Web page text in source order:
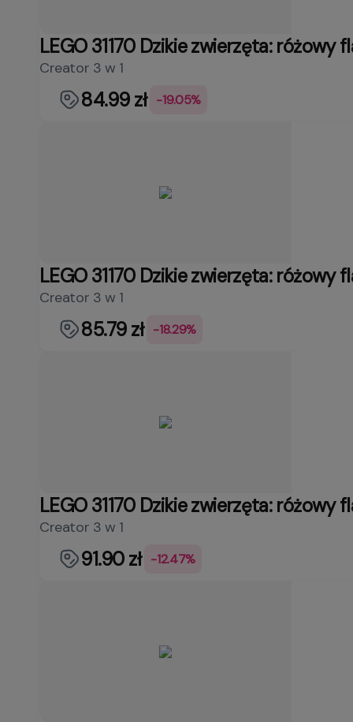
LEGO 31170 Dzikie zwierzęta: różowy
Creator 3 w 1
84.99 zł -19.05%
LEGO 31170 Dzikie zwierzęta: różowy
Creator 3 w 1
85.79 zł -18.29%
LEGO 31170 Dzikie zwierzęta: różowy
Creator 3 w 1
91.90 zł -12.47%